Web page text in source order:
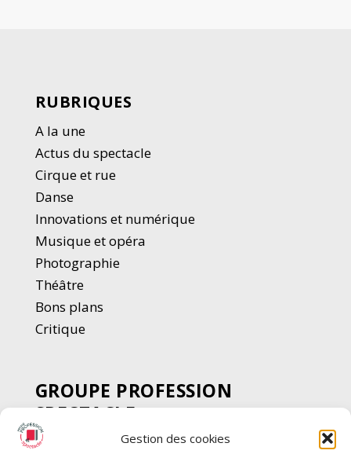
Gestion des cookies
RUBRIQUES
A la une
Actus du spectacle
Cirque et rue
Danse
Innovations et numérique
Musique et opéra
Photographie
Théâtre
Bons plans
Critique
GROUPE PROFESSION
SPECTACLE
Chèque Intermittents